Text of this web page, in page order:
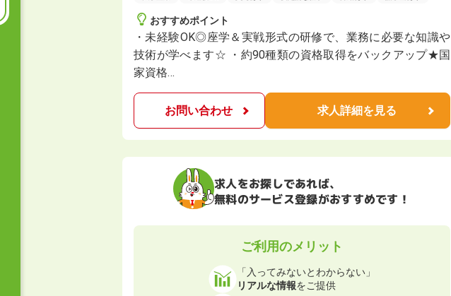
おすすめポイント
・未経験OK◎座学＆実戦形式の研修で、業務に必要な知識や
技術が学べます☆ ・約90種類の資格取得をバックアップ★国
家資格…
お問い合わせ 求人詳細を見る
求人をお探しであれば、
無料のサービス登録がおすすめです！
ご利用のメリット
「入ってみないとわからない」
リアルな情報をご提供